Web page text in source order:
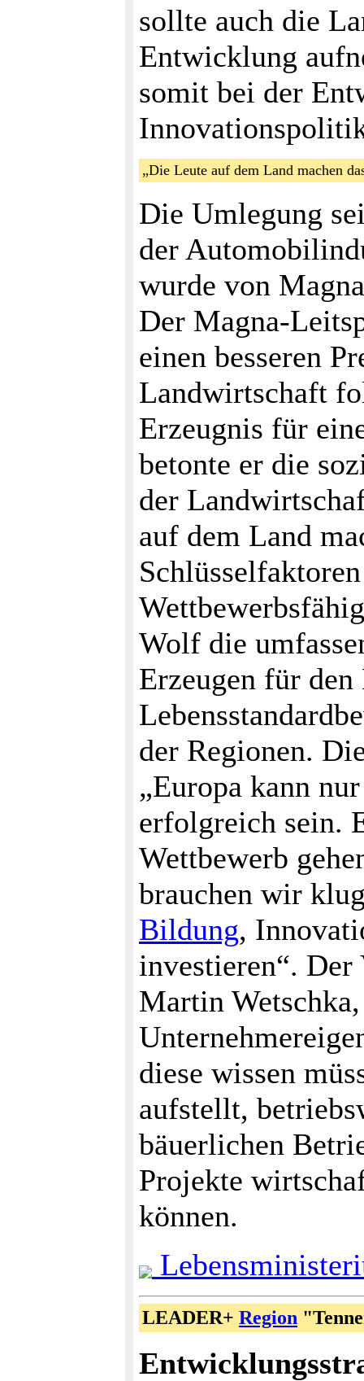
sollte auch die
Entwicklung
somit bei der
„Die Leute auf dem Land machen
Die Umlegung
der
wurde von
Der Magna-
einen besseren
Landwirtschaft
Erzeugnis für
betonte er die
der
auf dem Land
Wolf die
Erzeugen für
der Regionen.
„Europa kann
erfolgreich sein.
Wettbewerb
brauchen wir
Bildung,
investieren“. Der
Martin
diese wissen
aufstellt,
bäuerlichen
Projekte
können.
LEADER+ Region